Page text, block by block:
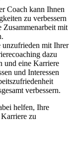
Coach kann Ihnen
zu verbessern
Zusammenarbeit mit
unzufrieden mit Ihrer
dazu
und eine Karriere
und Interessen
verbessern.
helfen, Ihre
zu